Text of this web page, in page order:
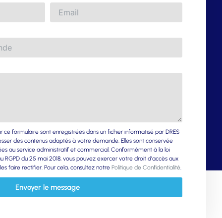
ce formulaire sont enregistrées dans un fichier informatisé par DRES
des contenus adaptés à votre demande. Elles sont conservée
au service administratif et commercial. Conformément à la loi
RGPD du 25 mai 2018, vous pouvez exercer votre droit d'accès aux
faire rectifier. Pour cela, consultez notre Politique de Confidentialité.
Envoyer le message